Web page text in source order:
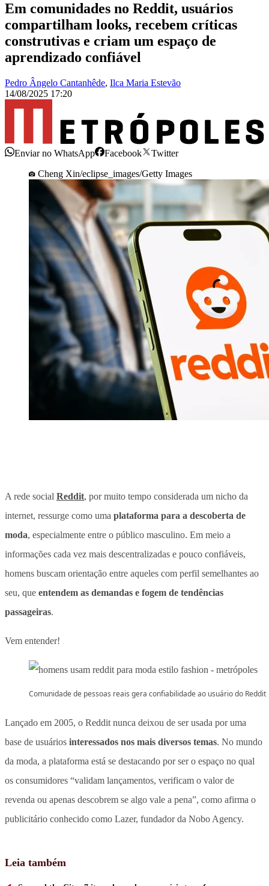
Em comunidades no Reddit, usuários
compartilham looks, recebem críticas
construtivas e criam um espaço de
aprendizado confiável
Pedro Ângelo Cantanhêde, Ilca Maria Estevão
14/08/2025 17:20
Enviar no WhatsApp Facebook
Twitter
Cheng Xin/eclipse_images/Getty Images
A rede social Reddit, por muito tempo considerada um nicho da
internet, ressurge como uma plataforma para a descoberta de
moda, especialmente entre o público masculino. Em meio a
informações cada vez mais descentralizadas e pouco confiáveis,
homens buscam orientação entre aqueles com perfil semelhantes ao
seu, que entendem as demandas e fogem de tendências
passageiras.
Vem entender!
Comunidade de pessoas reais gera confiabilidade ao usuário do Reddit
Lançado em 2005, o Reddit nunca deixou de ser usada por uma
base de usuários interessados nos mais diversos temas. No mundo
da moda, a plataforma está se destacando por ser o espaço no qual
os consumidores “validam lançamentos, verificam o valor de
revenda ou apenas descobrem se algo vale a pena”, como afirma o
publicitário conhecido como Lazer, fundador da Nobo Agency.
Leia também